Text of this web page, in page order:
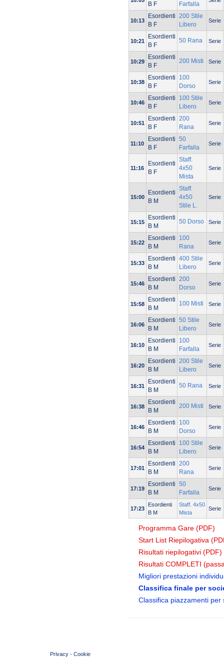
B F
Farfalla
10:13
Esordienti
B F
200 Stile
Libero
Serie
10:21
Esordienti
B F
50 Rana Serie
10:29
Esordienti
B F
200 Misti Serie
10:38
Esordienti
B F
100
Dorso
Serie
10:46
Esordienti
B F
100 Stile
Libero
Serie
10:51
Esordienti
B F
200
Rana
Serie
11:10
Esordienti
B F
50
Farfalla
Serie
11:16
Esordienti
B F
Staff.
4x50
Mista
Serie
15:00
Esordienti
B M
Staff.
4x50
Stile L.
Serie
15:15
Esordienti
B M
50 Dorso Serie
15:22
Esordienti
B M
100
Rana
Serie
15:33
Esordienti
B M
400 Stile
Libero
Serie
15:46
Esordienti
B M
200
Dorso
Serie
15:58
Esordienti
B M
100 Misti Serie
16:06
Esordienti
B M
50 Stile
Libero
Serie
16:10
Esordienti
B M
100
Farfalla
Serie
16:20
Esordienti
B M
200 Stile
Libero
Serie
16:31
Esordienti
B M
50 Rana Serie
16:38
Esordienti
B M
200 Misti Serie
16:46
Esordienti
B M
100
Dorso
Serie
16:54
Esordienti
B M
100 Stile
Libero
Serie
17:01
Esordienti
B M
200
Rana
Serie
17:19
Esordienti
B M
50
Farfalla
Serie
17:23
Esordienti
B M
Staff. 4x50
Mista
Serie
Programma Gare (PDF)
Start List Riepilogativa
Risultati riepilogativi (PDF)
Risultati COMPLETI
Migliori prestazioni
Classifica finale per
Classifica piazzamenti per
Privacy - Cookie